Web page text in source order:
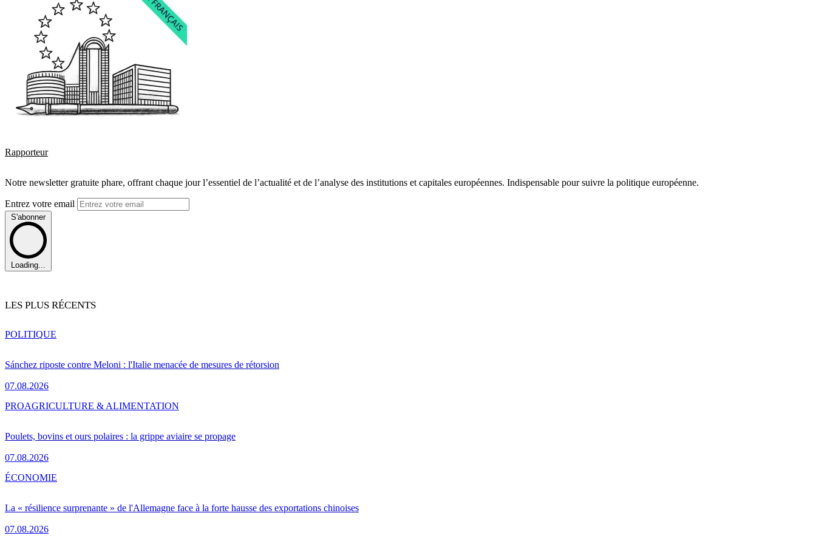
Rapporteur
Notre newsletter gratuite phare, offrant chaque jour l’essentiel de l’actualité et de l’analyse des institutions et capitales européennes. Indispensable pour suivre la politique européenne.
Entrez votre email
S'abonner
Loading...
LES PLUS RÉCENTS
Sánchez riposte contre Meloni : l'Italie menacée de mesures de rétorsion
07.08.2026
POLITIQUE
Poulets, bovins et ours polaires : la grippe aviaire se propage
07.08.2026
PROAGRICULTURE & ALIMENTATION
La « résilience surprenante » de l'Allemagne face à la forte hausse des exportations chinoises
07.08.2026
ÉCONOMIE